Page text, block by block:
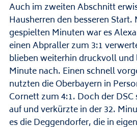
Auch im zweiten Abschnitt
Hausherren den besseren Start.
gespielten Minuten war es
einen Abpraller zum 3:1
blieben weiterhin druckvoll und
Minute nach. Einen schnell
nutzten die Oberbayern in
Cornett zum 4:1. Doch der
auf und verkürzte in der 32.
es die Deggendorfer, die in